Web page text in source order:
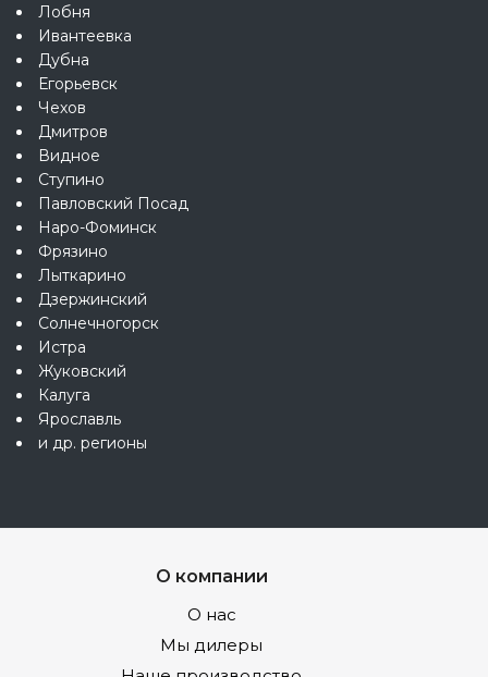
Лобня
Ивантеевка
Дубна
Егорьевск
Чехов
Дмитров
Видное
Ступино
Павловский Посад
Наро-Фоминск
Фрязино
Лыткарино
Дзержинский
Солнечногорск
Истра
Жуковский
Калуга
Ярославль
и др. регионы
О компании
О нас
Мы дилеры